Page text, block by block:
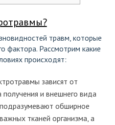
травм, которые
фактора. Рассмотрим какие
происходят:
зависят от
получения и внешнего вида
обширное
тканей организма, а